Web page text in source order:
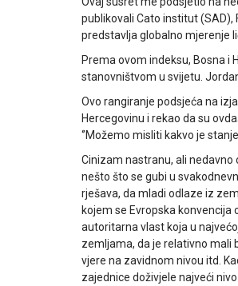
publikovali Cato institut (SAD),
predstavlja globalno mjerenje
Prema ovom indeksu, Bosna i
stanovništvom u svijetu.
Ovo rangiranje podsjeća na
Hercegovinu i rekao da su
‘’Možemo misliti kakvo je
Cinizam nastranu, ali nedavno
nešto što se gubi u
rješava, da mladi odlaze iz
kojem se Evropska konvencija
autoritarna vlast koja u
zemljama, da je relativno mali
vjere na zavidnom nivou itd.
zajednice doživjele najveći